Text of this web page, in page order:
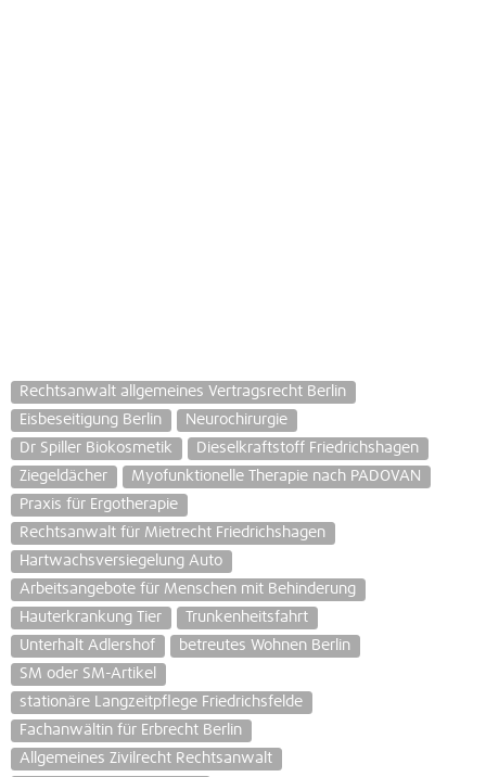
Rechtsanwalt allgemeines Vertragsrecht Berlin
Eisbeseitigung Berlin
Neurochirurgie
Dr Spiller Biokosmetik
Dieselkraftstoff Friedrichshagen
Ziegeldächer
Myofunktionelle Therapie nach PADOVAN
Praxis für Ergotherapie
Rechtsanwalt für Mietrecht Friedrichshagen
Hartwachsversiegelung Auto
Arbeitsangebote für Menschen mit Behinderung
Hauterkrankung Tier
Trunkenheitsfahrt
Unterhalt Adlershof
betreutes Wohnen Berlin
SM oder SM-Artikel
stationäre Langzeitpflege Friedrichsfelde
Fachanwältin für Erbrecht Berlin
Allgemeines Zivilrecht Rechtsanwalt